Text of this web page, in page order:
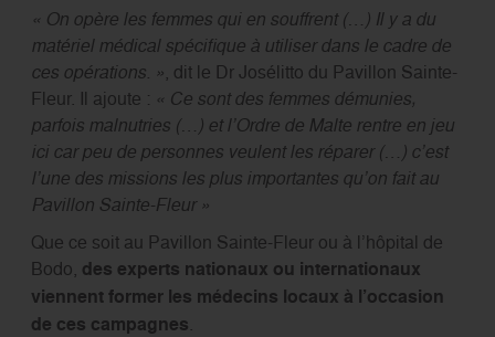
« On opère les femmes qui en souffrent (…) Il y a du
matériel médical spécifique à utiliser dans le cadre de
ces opérations. », dit le Dr Josélitto du Pavillon Sainte-
Fleur. Il ajoute : « Ce sont des femmes démunies,
parfois malnutries (…) et l’Ordre de Malte rentre en jeu
ici car peu de personnes veulent les réparer (…) c’est
l’une des missions les plus importantes qu’on fait au
Pavillon Sainte-Fleur »
Que ce soit au Pavillon Sainte-Fleur ou à l’hôpital de
Bodo, des experts nationaux ou internationaux
viennent former les médecins locaux à l’occasion
de ces campagnes.